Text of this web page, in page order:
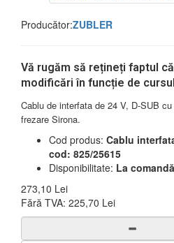
Producător:ZUBLER
Vă rugăm să rețineți faptul
modificări în funcție de
Cablu de interfata de 24 V, D-SUB
frezare Sirona.
Cod produs: Cablu
cod: 825/25615
Disponibilitate: La comandă
273,10 Lei
Fără TVA: 225,70 Lei